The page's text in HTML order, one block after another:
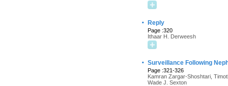
· Reply
Page :320
Ithaar H. Derweesh
· Surveillance Following
Page :321-326
Kamran Zargar-Shoshtari,
Wade J. Sexton